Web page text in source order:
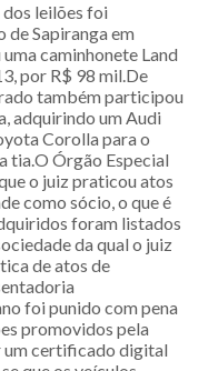
leilões foi
Sapiranga em
caminhonete Land
por R$ 98 mil.De
também participou
adquirindo um Audi
Corolla para o
tia.O Órgão Especial
o juiz praticou atos
como sócio, o que é
foram listados
da qual o juiz
de atos de
foi punido com pena
promovidos pela
um certificado digital